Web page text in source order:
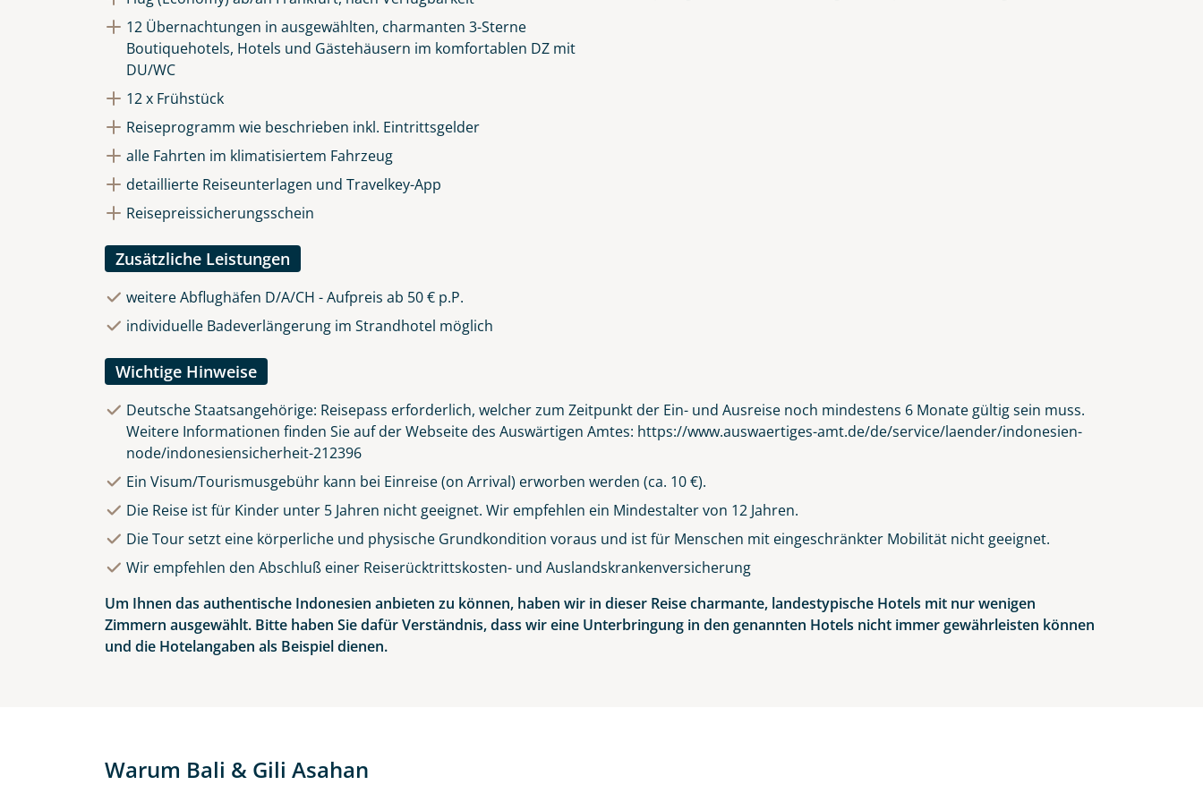
12 Übernachtungen in ausgewählten, charmanten 3-Sterne
Boutiquehotels, Hotels und Gästehäusern im komfortablen DZ mit
DU/WC
12 x Frühstück
Reiseprogramm wie beschrieben inkl. Eintrittsgelder
alle Fahrten im klimatisiertem Fahrzeug
detaillierte Reiseunterlagen und Travelkey-App
Reisepreissicherungsschein
Zusätzliche Leistungen
weitere Abflughäfen D/A/CH - Aufpreis ab 50 € p.P.
individuelle Badeverlängerung im Strandhotel möglich
Wichtige Hinweise
Deutsche Staatsangehörige: Reisepass erforderlich, welcher zum Zeitpunkt der Ein- und Ausreise noch mindestens 6 Monate gültig sein muss.
Weitere Informationen finden Sie auf der Webseite des Auswärtigen Amtes: https://www.auswaertiges-amt.de/de/service/laender/indonesien-
node/indonesiensicherheit-212396
Ein Visum/Tourismusgebühr kann bei Einreise (on Arrival) erworben werden (ca. 10 €).
Die Reise ist für Kinder unter 5 Jahren nicht geeignet. Wir empfehlen ein Mindestalter von 12 Jahren.
Die Tour setzt eine körperliche und physische Grundkondition voraus und ist für Menschen mit eingeschränkter Mobilität nicht geeignet.
Wir empfehlen den Abschluß einer Reiserücktrittskosten- und Auslandskrankenversicherung
Um Ihnen das authentische Indonesien anbieten zu können, haben wir in dieser Reise charmante, landestypische Hotels mit nur wenigen
Zimmern ausgewählt. Bitte haben Sie dafür Verständnis, dass wir eine Unterbringung in den genannten Hotels nicht immer gewährleisten können
und die Hotelangaben als Beispiel dienen.
Warum Bali & Gili Asahan
Die Anfrage wird via SSL verschlüsselt an unseren Server geschickt. Mit Absenden des Formulars, erklären Sie, dass Sie die
DatenschutzerklärungundWiderrufhinweisezur Kenntnis genommen und akzeptiert haben.